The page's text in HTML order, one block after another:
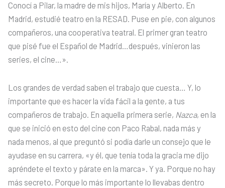
Conocí a Pilar, la madre de mis hijos, María y Alberto. En
Madrid, estudié teatro en la RESAD. Puse en pie, con algunos
compañeros, una cooperativa teatral. El primer gran teatro
que pisé fue el Español de Madrid…después, vinieron las
series, el cine…».
Los grandes de verdad saben el trabajo que cuesta… Y, lo
importante que es hacer la vida fácil a la gente, a tus
compañeros de trabajo. En aquella primera serie, Nazca, en la
que se inició en esto del cine con Paco Rabal, nada más y
nada menos, al que preguntó si podía darle un consejo que le
ayudase en su carrera, «y él, que tenía toda la gracia me dijo
apréndete el texto y párate en la marca». Y ya. Porque no hay
más secreto. Porque lo más importante lo llevabas dentro